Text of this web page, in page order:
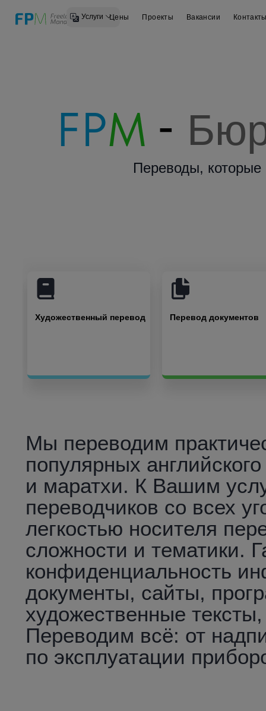
Услуги Цены Проекты Вакансии
-
Переводы, которые
Художественный перевод Перевод документов
Мы переводим
популярных
и маратхи. К Вашим
переводчиков со всех
легкостью носителя
сложности и тематики.
конфиденциальность
документы, сайты,
художественные
Переводим всё: от
по эксплуатации